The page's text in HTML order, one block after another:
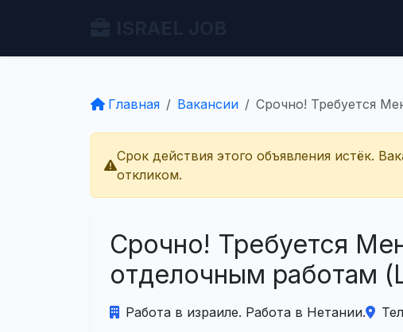
Главная Вакансии Срочно! Требуется
Срок действия этого объявления истёк.
откликом.
Срочно! Требуется
отделочным работам
Работа в израиле. Работа в Нетании.